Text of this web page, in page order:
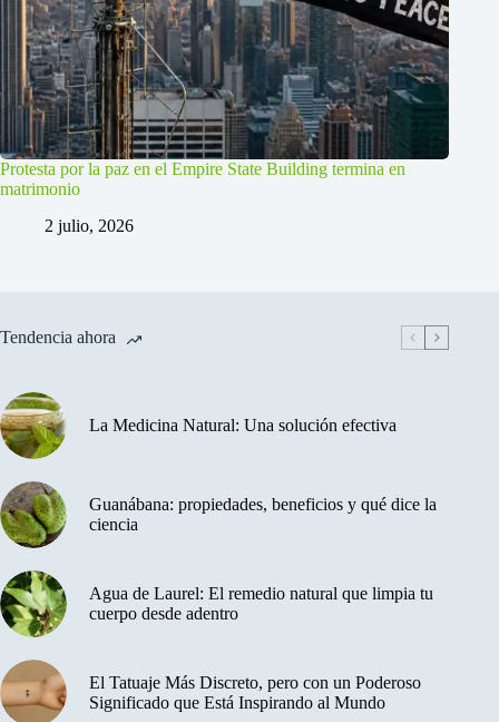
Protesta por la paz en el Empire State Building termina en
matrimonio
2 julio, 2026
Tendencia ahora
La Medicina Natural: Una solución efectiva
Guanábana: propiedades, beneficios y qué dice la
ciencia
Agua de Laurel: El remedio natural que limpia tu
cuerpo desde adentro
El Tatuaje Más Discreto, pero con un Poderoso
Significado que Está Inspirando al Mundo